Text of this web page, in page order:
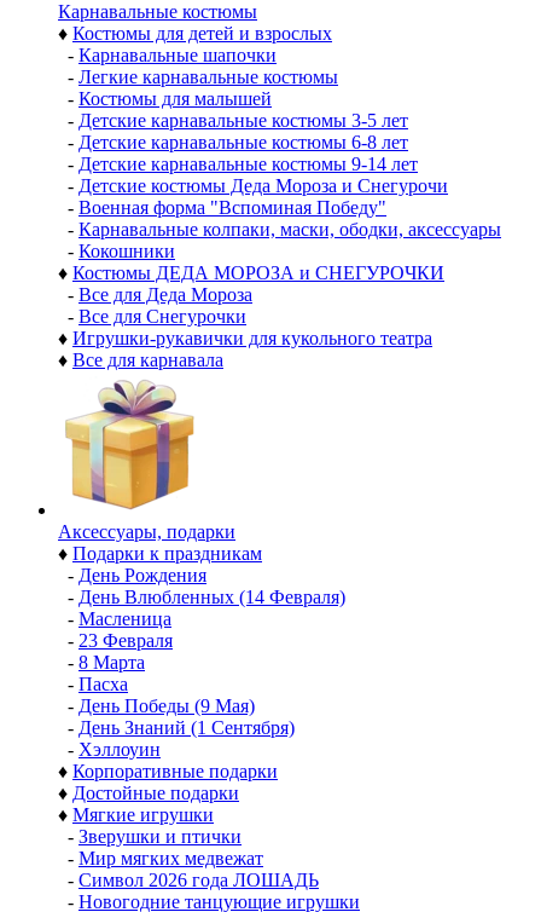
Карнавальные костюмы
♦ Костюмы для детей и взрослых
- Карнавальные шапочки
- Легкие карнавальные костюмы
- Костюмы для малышей
- Детские карнавальные костюмы 3-5 лет
- Детские карнавальные костюмы 6-8 лет
- Детские карнавальные костюмы 9-14 лет
- Детские костюмы Деда Мороза и Снегурочи
- Военная форма "Вспоминая Победу"
- Карнавальные колпаки, маски, ободки, аксессуары
- Кокошники
♦ Костюмы ДЕДА МОРОЗА и СНЕГУРОЧКИ
- Все для Деда Мороза
- Все для Снегурочки
♦ Игрушки-рукавички для кукольного театра
♦ Все для карнавала
Аксессуары, подарки
♦ Подарки к праздникам
- День Рождения
- День Влюбленных (14 Февраля)
- Масленица
- 23 Февраля
- 8 Марта
- Пасха
- День Победы (9 Мая)
- День Знаний (1 Сентября)
- Хэллоуин
♦ Корпоративные подарки
♦ Достойные подарки
♦ Мягкие игрушки
- Зверушки и птички
- Мир мягких медвежат
- Символ 2026 года ЛОШАДЬ
- Новогодние танцующие игрушки